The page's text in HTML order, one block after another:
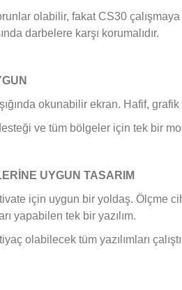
olabilir, fakat CS30
darbelere karşı korumalıdır.
okunabilir ekran. Hafif,
ve tüm bölgeler için tek bir
UYGUN TASARIM
için uygun bir yoldaş. Ölçme
yapabilen tek bir yazılım.
olabilecek tüm yazılımları